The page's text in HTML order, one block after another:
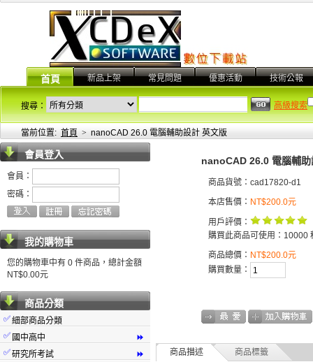
首頁 新品上架 常見問題 優惠活動 技術公報
搜尋： 高級搜索
當前位置: 首頁 > nanoCAD 26.0 電腦輔助設計 英文版
會員登入
會員：
密碼：
我的購物車
您的購物車中有 0 件商品，總計金額
NT$0.00元
商品分類
✅細部商品分類
⏩
✅ 國中高中
⏩
✅研究所考試
nanoCAD 26.0 電腦輔助
商品貨號：cad17820-d1
本店售價： NT$200.0元
用戶評價：
購買此商品可使用：10000
商品總價： NT$200.0元
購買數量：
商品描述 商品標籤